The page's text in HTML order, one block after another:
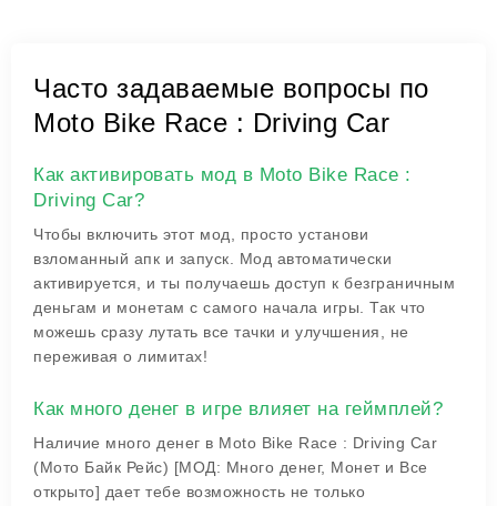
Часто задаваемые вопросы по
Moto Bike Race : Driving Car
Как активировать мод в Moto Bike Race :
Driving Car?
Чтобы включить этот мод, просто установи
взломанный апк и запуск. Мод автоматически
активируется, и ты получаешь доступ к безграничным
деньгам и монетам с самого начала игры. Так что
можешь сразу лутать все тачки и улучшения, не
переживая о лимитах!
Как много денег в игре влияет на геймплей?
Наличие много денег в Moto Bike Race : Driving Car
(Мото Байк Рейс) [МОД: Много денег, Монет и Все
открыто] дает тебе возможность не только